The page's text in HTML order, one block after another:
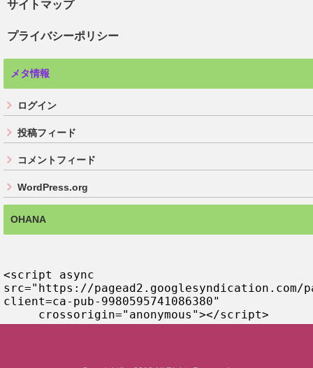
サイトマップ
プライバシーポリシー
メタ情報
ログイン
投稿フィード
コメントフィード
WordPress.org
OHANA
<script async
src="https://pagead2.googlesyndication.com/
client=ca-pub-9980595741086380"
     crossorigin="anonymous"></script>